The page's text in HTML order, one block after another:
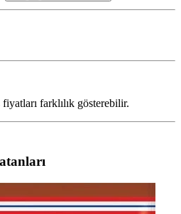
farklılık gösterebilir.